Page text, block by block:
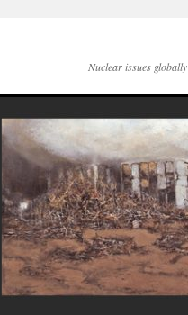
Nuclear issues globally